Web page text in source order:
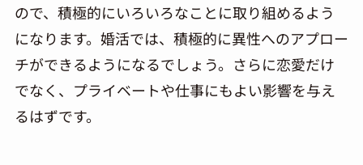
ので、積極的にいろいろなことに取り組めるよう
になります。婚活では、積極的に異性へのアプロー
チができるようになるでしょう。さらに恋愛だけ
でなく、プライベートや仕事にもよい影響を与え
るはずです。